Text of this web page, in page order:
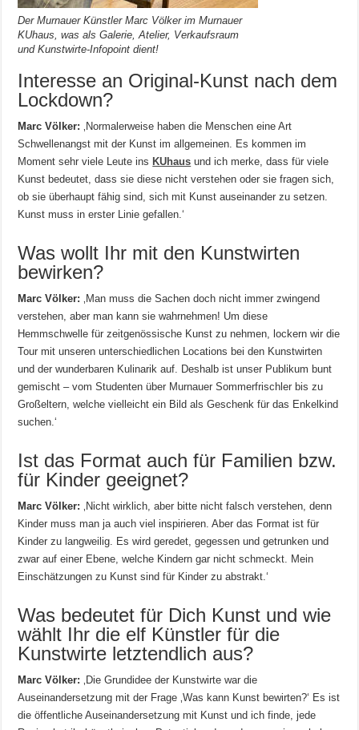
Der Murnauer Künstler Marc Völker im Murnauer
KUhaus, was als Galerie, Atelier, Verkaufsraum
und Kunstwirte-Infopoint dient!
Interesse an Original-Kunst nach dem
Lockdown?
Marc Völker: ‚Normalerweise haben die Menschen eine Art
Schwellenangst mit der Kunst im allgemeinen. Es kommen im
Moment sehr viele Leute ins KUhaus und ich merke, dass für viele
Kunst bedeutet, dass sie diese nicht verstehen oder sie fragen sich,
ob sie überhaupt fähig sind, sich mit Kunst auseinander zu setzen.
Kunst muss in erster Linie gefallen.‘
Was wollt Ihr mit den Kunstwirten
bewirken?
Marc Völker:
‚Man muss die Sachen doch nicht immer zwingend
verstehen, aber man kann sie wahrnehmen! Um diese
Hemmschwelle für zeitgenössische Kunst zu nehmen, lockern wir die
Tour mit unseren unterschiedlichen Locations bei den Kunstwirten
und der wunderbaren Kulinarik auf. Deshalb ist unser Publikum bunt
gemischt – vom Studenten über Murnauer Sommerfrischler bis zu
Großeltern, welche vielleicht ein Bild als Geschenk für das Enkelkind
suchen.‘
Ist das Format auch für Familien bzw.
für Kinder geeignet?
Marc Völker:
‚Nicht wirklich, aber bitte nicht falsch verstehen, denn
Kinder muss man ja auch viel inspirieren. Aber das Format ist für
Kinder zu langweilig. Es wird geredet, gegessen und getrunken und
zwar auf einer Ebene, welche Kindern gar nicht schmeckt. Mein
Einschätzungen zu Kunst sind für Kinder zu abstrakt.‘
Was bedeutet für Dich Kunst und wie
wählt Ihr die elf Künstler für die
Kunstwirte letztendlich aus?
Marc Völker:
‚Die Grundidee der Kunstwirte war die
Auseinandersetzung mit der Frage ‚Was kann Kunst bewirten?‘ Es ist
die öffentliche Auseinandersetzung mit Kunst und ich finde, jede